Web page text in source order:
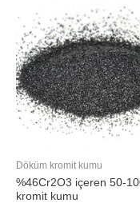
Döküm kromit kumu
%46Cr2O3 içeren 50-
kromit kumu